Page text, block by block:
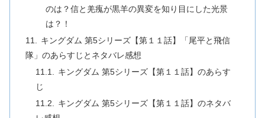
のは？信と羌瘣が黒羊の異変を知り目にした光景
は？！
キングダム 第5シリーズ【第１１話】「尾平と飛信
隊」のあらすじとネタバレ感想
キングダム 第5シリーズ【第１１話】のあらす
じ
キングダム 第5シリーズ【第１１話】のネタバ